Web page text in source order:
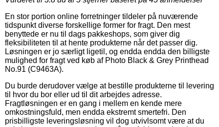
En stor portion online forretninger tildeler på nuværende
tidspunkt diverse forskellige former for fragt. Den mest
benyttede er nu til dags pakkeshops, som giver dig
fleksibiliteten til at hente produkterne når det passer dig.
Løsningen er jo særligt ligetil, og endda endda den billigste
mulighed for fragt ved køb af Photo Black & Grey Printhead
No.91 (C9463A).
Du burde derudover vælge at bestille produkterne til levering
til hvor du bor eller ud til dit arbejdes adresse.
Fragtløsningen er en gang i mellem en kende mere
omkostningsfuld, men endda ekstremt smertefri. Den
prisbilligste leveringsløsning vil dog utvivlsomt være at du